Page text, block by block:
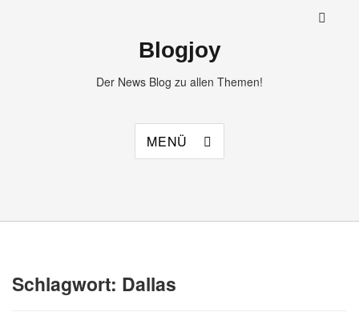
Blogjoy
Der News Blog zu allen Themen!
MENÜ
Schlagwort: Dallas